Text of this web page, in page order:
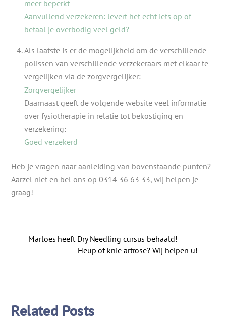
meer beperkt
Aanvullend verzekeren: levert het echt iets op of
betaal je overbodig veel geld?
Als laatste is er de mogelijkheid om de verschillende
polissen van verschillende verzekeraars met elkaar te
vergelijken via de zorgvergelijker:
Zorgvergelijker
Daarnaast geeft de volgende website veel informatie
over fysiotherapie in relatie tot bekostiging en
verzekering:
Goed verzekerd
Heb je vragen naar aanleiding van bovenstaande punten?
Aarzel niet en bel ons op 0314 36 63 33, wij helpen je
graag!
Marloes heeft Dry Needling cursus behaald!
Heup of knie artrose? Wij helpen u!
Related Posts